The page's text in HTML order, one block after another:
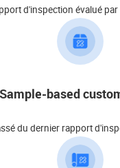
d'inspection évalué
Sample-based
du dernier rapport